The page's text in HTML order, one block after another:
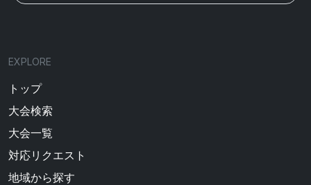
EXPLORE
トップ
大会検索
大会一覧
対応リクエスト
地域から探す